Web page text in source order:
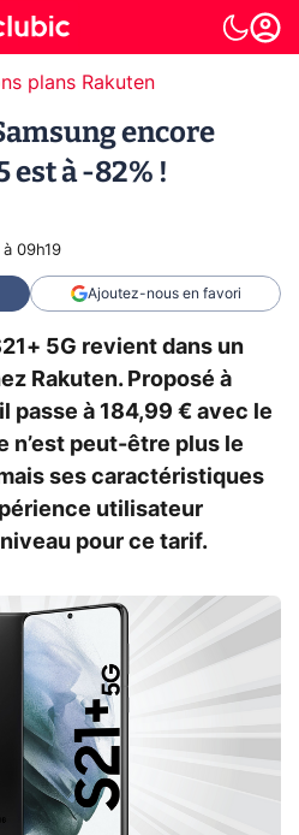
plans Rakuten
encore
est à -82% !
09h19
Ajoutez-nous en favori
5G revient dans un
Rakuten. Proposé à
passe à 184,99 € avec le
n’est peut-être plus le
ses caractéristiques
utilisateur
pour ce tarif.